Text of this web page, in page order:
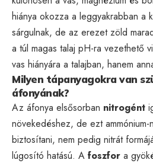
hiánya okozza a leggyakrabban a
sárgulnak, de az erezet zöld
a túl magas talaj pH-ra vezethető
vas hiányára a talajban, hanem
Milyen tápanyagokra van
áfonyának?
Az áfonya elsősorban nitrogént
növekedéshez, de ezt ammónium-
biztosítani, nem pedig nitrát
lúgosító hatású. A foszfor a